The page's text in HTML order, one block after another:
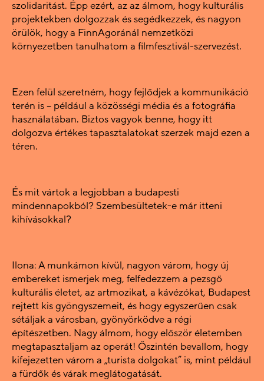
szolidaritást. Épp ezért, az az álmom, hogy kulturális
projektekben dolgozzak és segédkezzek, és nagyon
örülök, hogy a FinnAgoránál nemzetközi
környezetben tanulhatom a filmfesztivál-szervezést.
Ezen felül szeretném, hogy fejlődjek a kommunikáció
terén is – például a közösségi média és a fotográfia
használatában. Biztos vagyok benne, hogy itt
dolgozva értékes tapasztalatokat szerzek majd ezen a
téren.
És mit vártok a legjobban a budapesti
mindennapokból? Szembesültetek-e már itteni
kihívásokkal?
Ilona: A munkámon kívül, nagyon várom, hogy új
embereket ismerjek meg, felfedezzem a pezsgő
kulturális életet, az artmozikat, a kávézókat, Budapest
rejtett kis gyöngyszemeit, és hogy egyszerűen csak
sétáljak a városban, gyönyörködve a régi
építészetben. Nagy álmom, hogy először életemben
megtapasztaljam az operát! Őszintén bevallom, hogy
kifejezetten várom a „turista dolgokat” is, mint például
a fürdők és várak meglátogatását.